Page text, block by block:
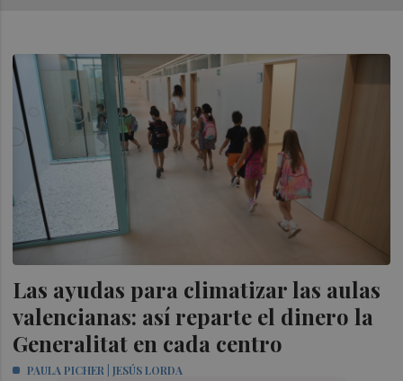
Las ayudas para climatizar las aulas
valencianas: así reparte el dinero la
Generalitat en cada centro
PAULA PICHER | JESÚS LORDA